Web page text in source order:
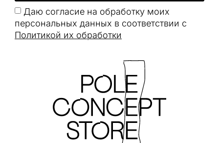
Даю согласие на обработку моих
персональных данных в соответствии с
Политикой их обработки